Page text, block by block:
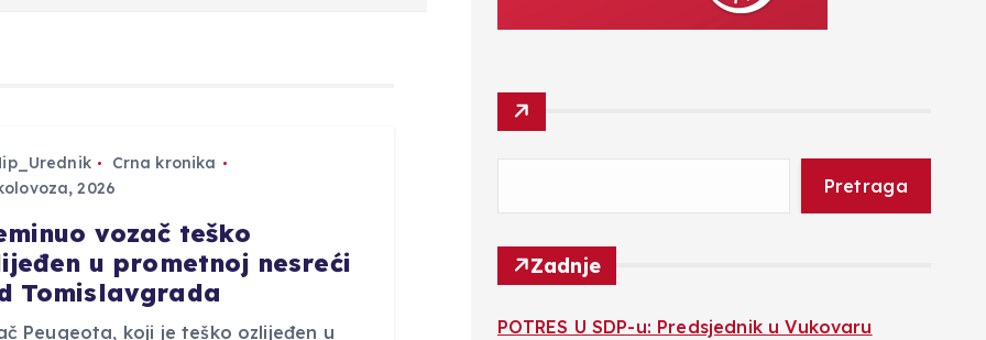
Crna kronika
2026
vozač teško
u prometnoj nesreći
Tomislavgrada
Peugeota, koji je teško ozlijeđen u
Pretraga
Zadnje
POTRES U SDP-u: Predsjednik u Vukovaru